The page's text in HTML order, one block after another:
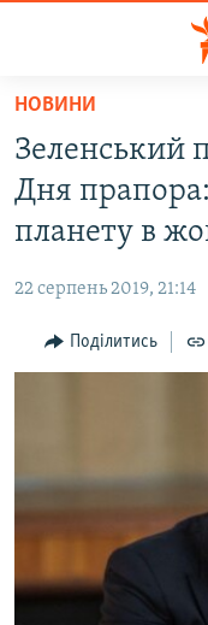
Перейти
основного
матеріалу
до
основної
навігації
Перейти
до
ВІДЕО ТА ФОТО
БЛОГИ
ПОГЛЯД
СПЕЦПРОЕКТИ
ВІДЕОУРОКИ «ELIFBE»
СВІДЧЕННЯ ОКУПАЦІЇ
ЯК ОБІЙТИ
Русский
НОВИНИ
Зеленський
Дня
планету в
22 серпень 2019, 21:14
Поділитись